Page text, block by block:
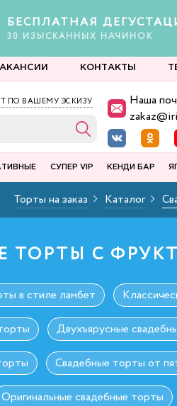
БЕСПЛАТНАЯ
30 ИЗЫСКАННЫХ НАЧИНОК
КОНТАКТЫ
ПО ВАШЕМУ ЭСКИЗУ
Наша
СУПЕР VIP КЕНДИ БАР
Торты на заказ Каталог
ТОРТЫ С
в стиле ламбет
Двухъярусные
Свадебные торты от
Оригинальные свадебные торты